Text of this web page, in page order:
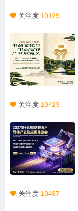
关注度 10129
关注度 10423
关注度 10497